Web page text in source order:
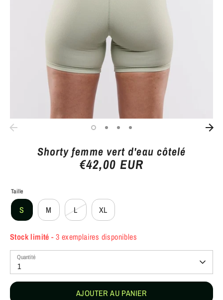
Shorty femme vert d'eau côtelé
€42,00 EUR
Taille
S M L XL
Stock limité - 3 exemplaires disponibles
Quantité
1
AJOUTER AU PANIER